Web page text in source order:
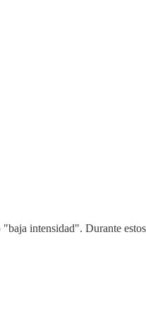
"baja intensidad". Durante